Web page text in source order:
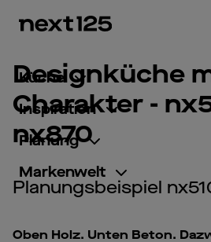
Küche
Inspiration
Planung
Markenwelt
Designküche
Charakter -
nx870
Planungsbeispiel
Oben Holz. Unten Beton.